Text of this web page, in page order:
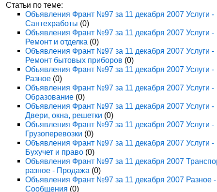
Статьи по теме:
Объявления Франт №97 за 11 декабря 2007 Услуги -
Сантехработы (0)
Объявления Франт №97 за 11 декабря 2007 Услуги -
Ремонт и отделка (0)
Объявления Франт №97 за 11 декабря 2007 Услуги -
Ремонт бытовых приборов (0)
Объявления Франт №97 за 11 декабря 2007 Услуги -
Разное (0)
Объявления Франт №97 за 11 декабря 2007 Услуги -
Образование (0)
Объявления Франт №97 за 11 декабря 2007 Услуги -
Двери, окна, решетки (0)
Объявления Франт №97 за 11 декабря 2007 Услуги -
Грузоперевозки (0)
Объявления Франт №97 за 11 декабря 2007 Услуги -
Бухучет и право (0)
Объявления Франт №97 за 11 декабря 2007
разное - Продажа (0)
Объявления Франт №97 за 11 декабря 2007 Разное -
Сообщения (0)